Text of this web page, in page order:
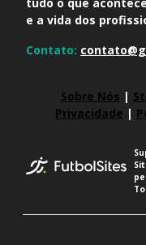
e a vida dos
Contato:
Sobre Nós |
Privacidade |